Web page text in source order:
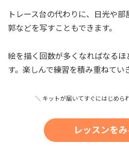
トレース台の代わりに、日光や
郭などを写すこともできます。
絵を描く回数が多くなればなる
す。楽しんで練習を積み重ねてい
＼ キットが届いてすぐにはじめら